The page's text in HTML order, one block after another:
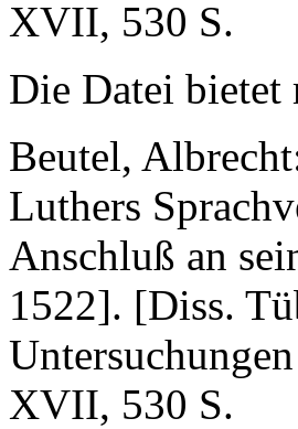
XVII, 530 S.
Die Datei bietet
Beutel,
Luthers
Anschluß an
1522]. [Diss.
XVII, 530 S.